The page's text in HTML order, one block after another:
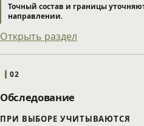
Точный состав и границы
направлении.
Открыть раздел
02
Обследование
ПРИ ВЫБОРЕ УЧИТЫВАЮТСЯ